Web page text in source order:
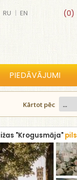
(0)
RU | EN
PIEDĀVĀJUMI
Kārtot pēc
"Krogusmāja"